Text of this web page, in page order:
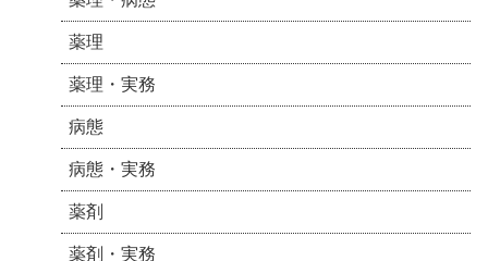
薬理
薬理・実務
病態
病態・実務
薬剤
薬剤・実務